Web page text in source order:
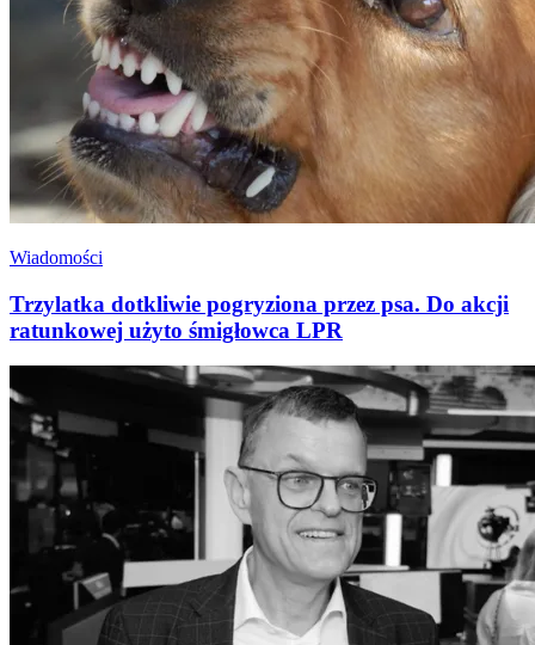
Wiadomości
Trzylatka dotkliwie pogryziona przez psa. Do akcji
ratunkowej użyto śmigłowca LPR